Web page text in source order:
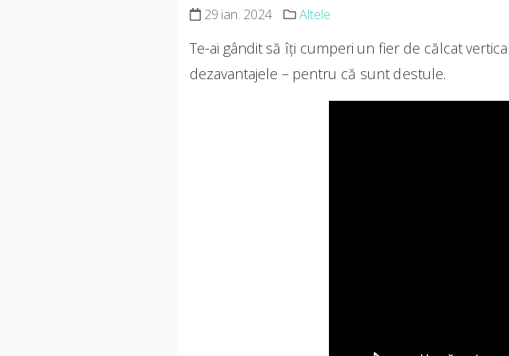
29 ian. 2024 Altele
Te-ai gândit să îți cumperi un fier de călcat
dezavantajele – pentru că sunt destule.